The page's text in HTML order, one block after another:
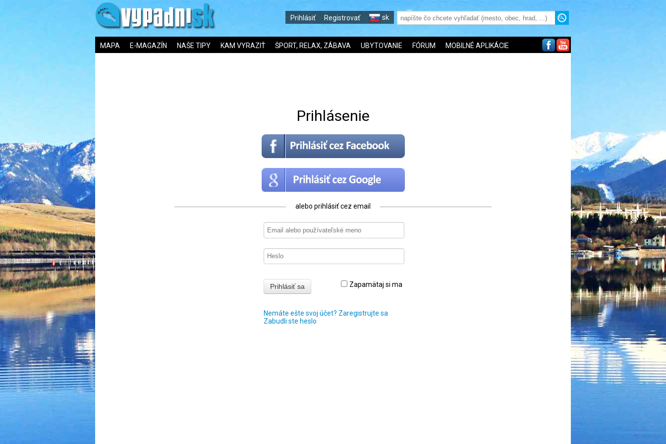
Prihlásiť Registrovať sk
MAPA E-MAGAZÍN NAŠE TIPY KAM VYRAZIŤ ŠPORT, RELAX, ZÁBAVA UBYTOVANIE FÓRUM MOBILNÉ APLIKÁCIE
Prihlásenie
alebo prihlásiť cez email
Zapamätaj si ma
Nemáte ešte svoj účet? Zaregistrujte sa
Zabudli ste heslo